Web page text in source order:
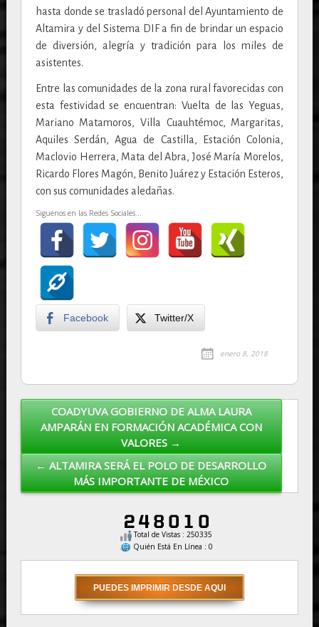
hasta donde se trasladó personal del Ayuntamiento de
Altamira y del Sistema DIF a fin de brindar un espacio
de diversión, alegría y tradición para los miles de
asistentes.
Entre las comunidades de la zona rural favorecidas con
esta festividad se encuentran: Vuelta de las Yeguas,
Mariano Matamoros, Villa Cuauhtémoc, Margaritas,
Aquiles Serdán, Agua de Castilla, Estación Colonia,
Maclovio Herrera, Mata del Abra, José María Morelos,
Ricardo Flores Magón, Benito Juárez y Estación Esteros,
con sus comunidades aledañas.
Siguenos en las Redes Sociales...
Facebook Twitter/X
enero 8, 2018
Post navigation
COADYUVA GOBIERNO DE ALMA LAURA
AMPARÁN EN FORMACIÓN ACADÉMICA CON
VALORES →
← ALTAMIRA SERÁ EL POLO DE DESARROLLO
MÁS IMPORTANTE DE MÉXICO
Total de Vistas : 250335
Quién Está En Línea : 0